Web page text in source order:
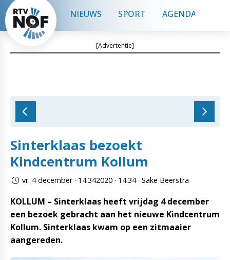
NIEUWS SPORT AGENDA
[Advertentie]
Sinterklaas bezoekt
Kindcentrum Kollum
vr. 4 december · 14:342020 · 14:34 · Sake Beerstra
KOLLUM – Sinterklaas heeft vrijdag 4 december
een bezoek gebracht aan het nieuwe Kindcentrum
Kollum. Sinterklaas kwam op een zitmaaier
aangereden.